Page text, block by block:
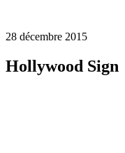
28 décembre 2015
Hollywood Sign